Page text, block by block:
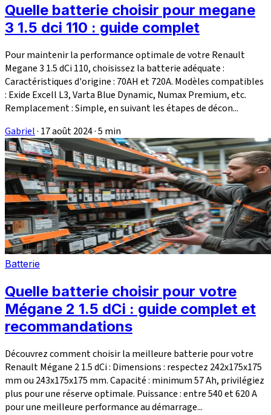
Quelle batterie choisir pour megane
3 1.5 dci 110 : guide complet
Pour maintenir la performance optimale de votre Renault
Megane 3 1.5 dCi 110, choisissez la batterie adéquate :
Caractéristiques d'origine : 70AH et 720A. Modèles compatibles
: Exide Excell L3, Varta Blue Dynamic, Numax Premium, etc.
Remplacement : Simple, en suivant les étapes de décon...
Gabriel· 17 août 2024·5 min
Batterie
Quelle batterie choisir pour votre
Mégane 2 1.5 dCi : guide complet et
recommandations
Découvrez comment choisir la meilleure batterie pour votre
Renault Mégane 2 1.5 dCi : Dimensions : respectez 242x175x175
mm ou 243x175x175 mm. Capacité : minimum 57 Ah, privilégiez
plus pour une réserve optimale. Puissance : entre 540 et 620 A
pour une meilleure performance au démarrage...